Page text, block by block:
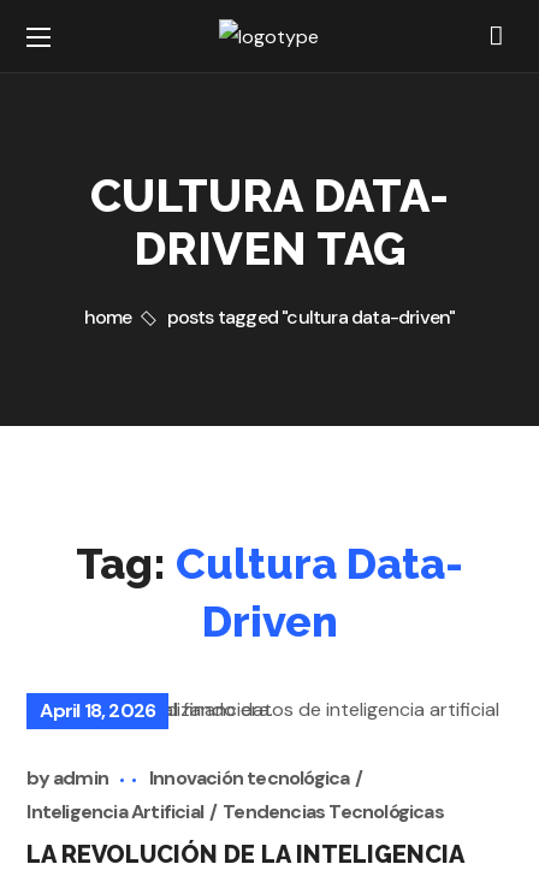
CULTURA DATA-
DRIVEN TAG
home posts tagged "cultura data-driven"
Tag: Cultura Data-
Driven
April 18, 2026
byadmin
Innovación tecnológica
Inteligencia Artificial
Tendencias Tecnológicas
LA REVOLUCIÓN DE LA INTELIGENCIA